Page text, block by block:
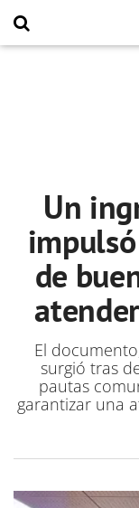
Un
de
El
surgió tras
pautas
garantizar una